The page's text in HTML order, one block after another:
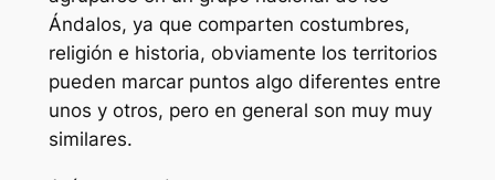
Ándalos, ya que comparten costumbres,
religión e historia, obviamente los territorios
pueden marcar puntos algo diferentes entre
unos y otros, pero en general son muy muy
similares.